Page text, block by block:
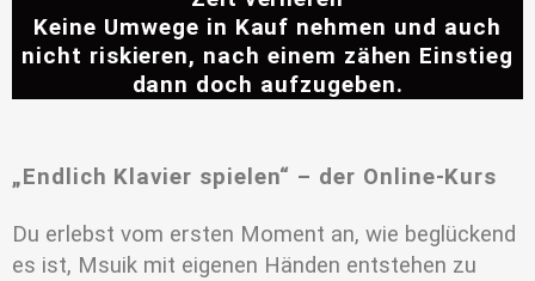
Keine Umwege in Kauf nehmen und auch
nicht riskieren, nach einem zähen Einstieg
dann doch aufzugeben.
„Endlich Klavier spielen“ – der Online-Kurs
Du erlebst vom ersten Moment an, wie beglückend
es ist, Msuik mit eigenen Händen entstehen zu